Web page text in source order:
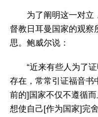
为了阐明这一对立
督教日耳曼国家的观察
思。鲍威尔说：
“近来有些人为了
存在，常常引证福音书
前的]国家不仅不遵循
想使自己[作为国家]完